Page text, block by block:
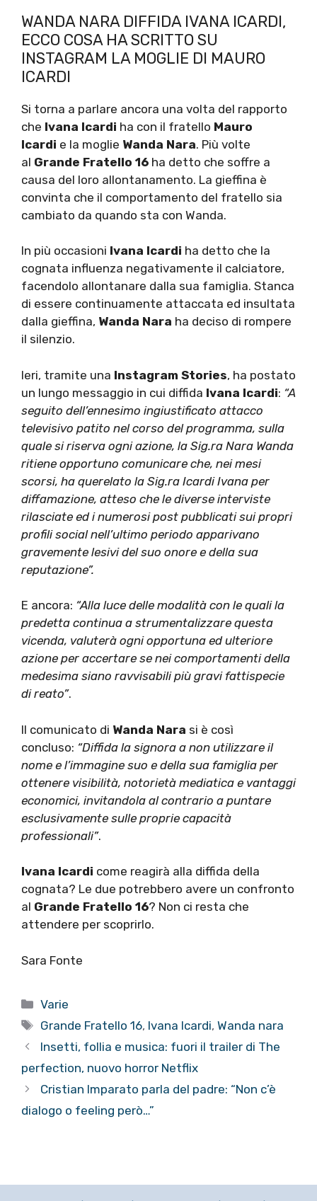
WANDA NARA DIFFIDA IVANA ICARDI,
ECCO COSA HA SCRITTO SU
INSTAGRAM LA MOGLIE DI MAURO
ICARDI
Si torna a parlare ancora una volta del rapporto
che Ivana Icardi ha con il fratello Mauro
Icardi e la moglie Wanda Nara. Più volte
al Grande Fratello 16 ha detto che soffre a
causa del loro allontanamento. La gieffina è
convinta che il comportamento del fratello sia
cambiato da quando sta con Wanda.
In più occasioni Ivana Icardi ha detto che la
cognata influenza negativamente il calciatore,
facendolo allontanare dalla sua famiglia. Stanca
di essere continuamente attaccata ed insultata
dalla gieffina, Wanda Nara ha deciso di rompere
il silenzio.
Ieri, tramite una Instagram Stories, ha postato
un lungo messaggio in cui diffida Ivana Icardi: “A
seguito dell’ennesimo ingiustificato attacco
televisivo patito nel corso del programma, sulla
quale si riserva ogni azione, la Sig.ra Nara Wanda
ritiene opportuno comunicare che, nei mesi
scorsi, ha querelato la Sig.ra Icardi Ivana per
diffamazione, atteso che le diverse interviste
rilasciate ed i numerosi post pubblicati sui propri
profili social nell’ultimo periodo apparivano
gravemente lesivi del suo onore e della sua
reputazione”.
E ancora: “Alla luce delle modalità con le quali la
predetta continua a strumentalizzare questa
vicenda, valuterà ogni opportuna ed ulteriore
azione per accertare se nei comportamenti della
medesima siano ravvisabili più gravi fattispecie
di reato”.
Il comunicato di Wanda Nara si è così
concluso: “Diffida la signora a non utilizzare il
nome e l’immagine suo e della sua famiglia per
ottenere visibilità, notorietà mediatica e vantaggi
economici, invitandola al contrario a puntare
esclusivamente sulle proprie capacità
professionali”.
Ivana Icardi come reagirà alla diffida della
cognata? Le due potrebbero avere un confronto
al Grande Fratello 16? Non ci resta che
attendere per scoprirlo.
Sara Fonte
Categorie
Varie
Tag
Grande Fratello 16, Ivana Icardi,Wanda nara
Insetti, follia e musica: fuori il trailer di The
perfection, nuovo horror Netflix
Cristian Imparato parla del padre: “Non c’è
dialogo o feeling però…”